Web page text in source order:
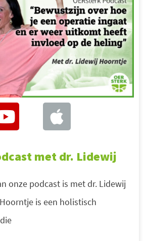
met dr. Lidewij
onze podcast is met dr. Lidewij
is een holistisch